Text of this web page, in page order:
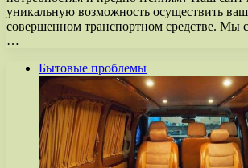
уникальную возможность осуществить
совершенном транспортном средстве. Мы
…
Бытовые проблемы